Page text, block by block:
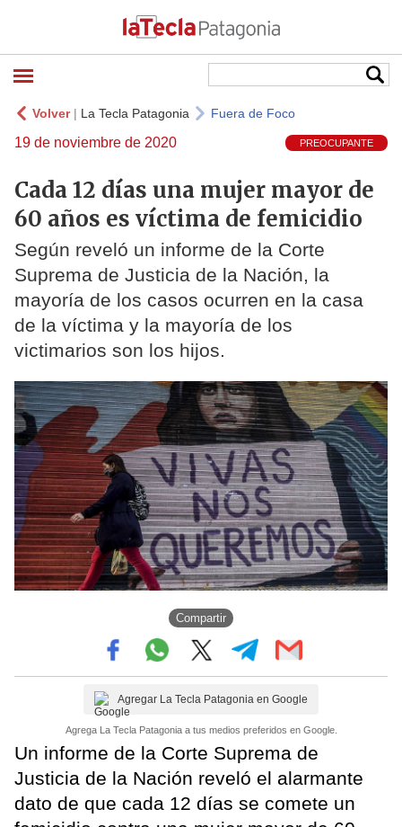
Volver| La Tecla Patagonia Fuera de Foco
19 de noviembre de 2020 PREOCUPANTE
Cada 12 días una mujer mayor de
60 años es víctima de femicidio
Según reveló un informe de la Corte
Suprema de Justicia de la Nación, la
mayoría de los casos ocurren en la casa
de la víctima y la mayoría de los
victimarios son los hijos.
Compartir
Agregar La Tecla Patagonia en Google
Agrega La Tecla Patagonia a tus medios preferidos en Google.
Un informe de la Corte Suprema de
Justicia de la Nación reveló el alarmante
dato de que cada 12 días se comete un